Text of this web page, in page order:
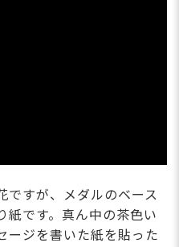
ですが、メダルのベース
紙です。真ん中の茶色い
ージを書いた紙を貼った